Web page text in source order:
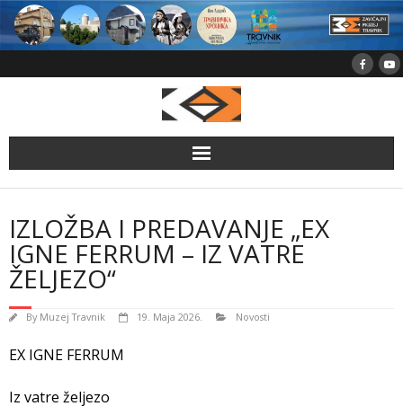
Skip
content
IZLOŽBA I PREDAVANJE „EX
IGNE FERRUM – IZ VATRE
ŽELJEZO“
By Muzej Travnik 19. Maja 2026. Novosti
EX IGNE FERRUM
Iz vatre željezo